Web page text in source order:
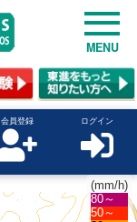
MENU
会員登録 ログイン
(mm/h)
80～
50～